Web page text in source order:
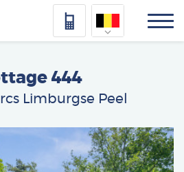
Deutsch
Vlaams
444
Limburgse Peel